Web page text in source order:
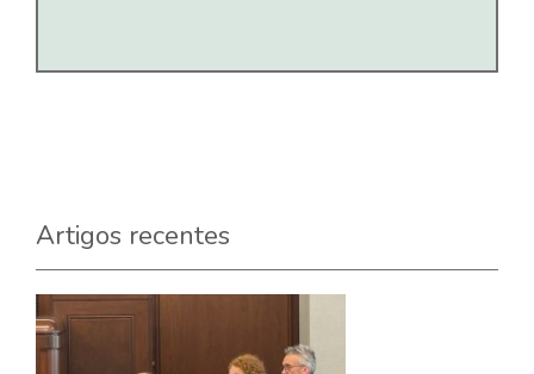
Artigos recentes